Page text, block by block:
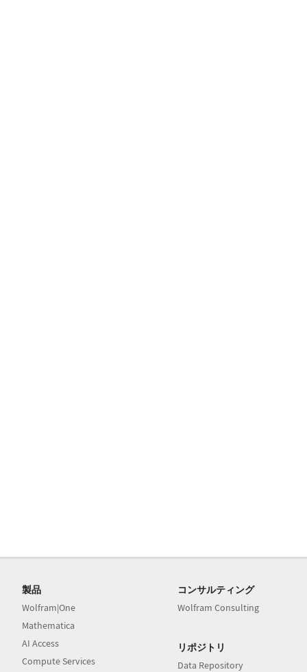
製品
Wolfram|One
Mathematica
AI Access
Compute Services
コンサルティング
Wolfram Consulting
リポジトリ
Data Repository